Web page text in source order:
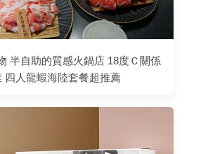
半自助的質感火鍋店 18度Ｃ關係
四人龍蝦海陸套餐超推薦